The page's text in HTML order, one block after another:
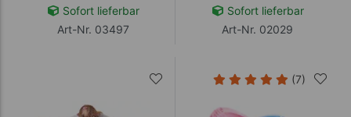
Sofort lieferbar
Art-Nr. 03497
Sofort lieferbar
Art-Nr. 02029
(7)